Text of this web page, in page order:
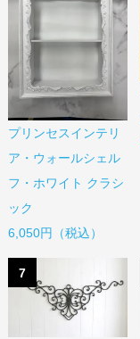
プリンセスインテリ
ア・ウォールシェル
フ・ホワイト クラシ
ック
6,050円（税込）
7